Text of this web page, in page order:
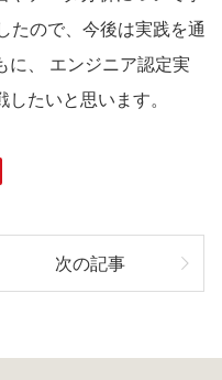
たので、今後は実践を通
に、 エンジニア認定実
たいと思います。
次の記事